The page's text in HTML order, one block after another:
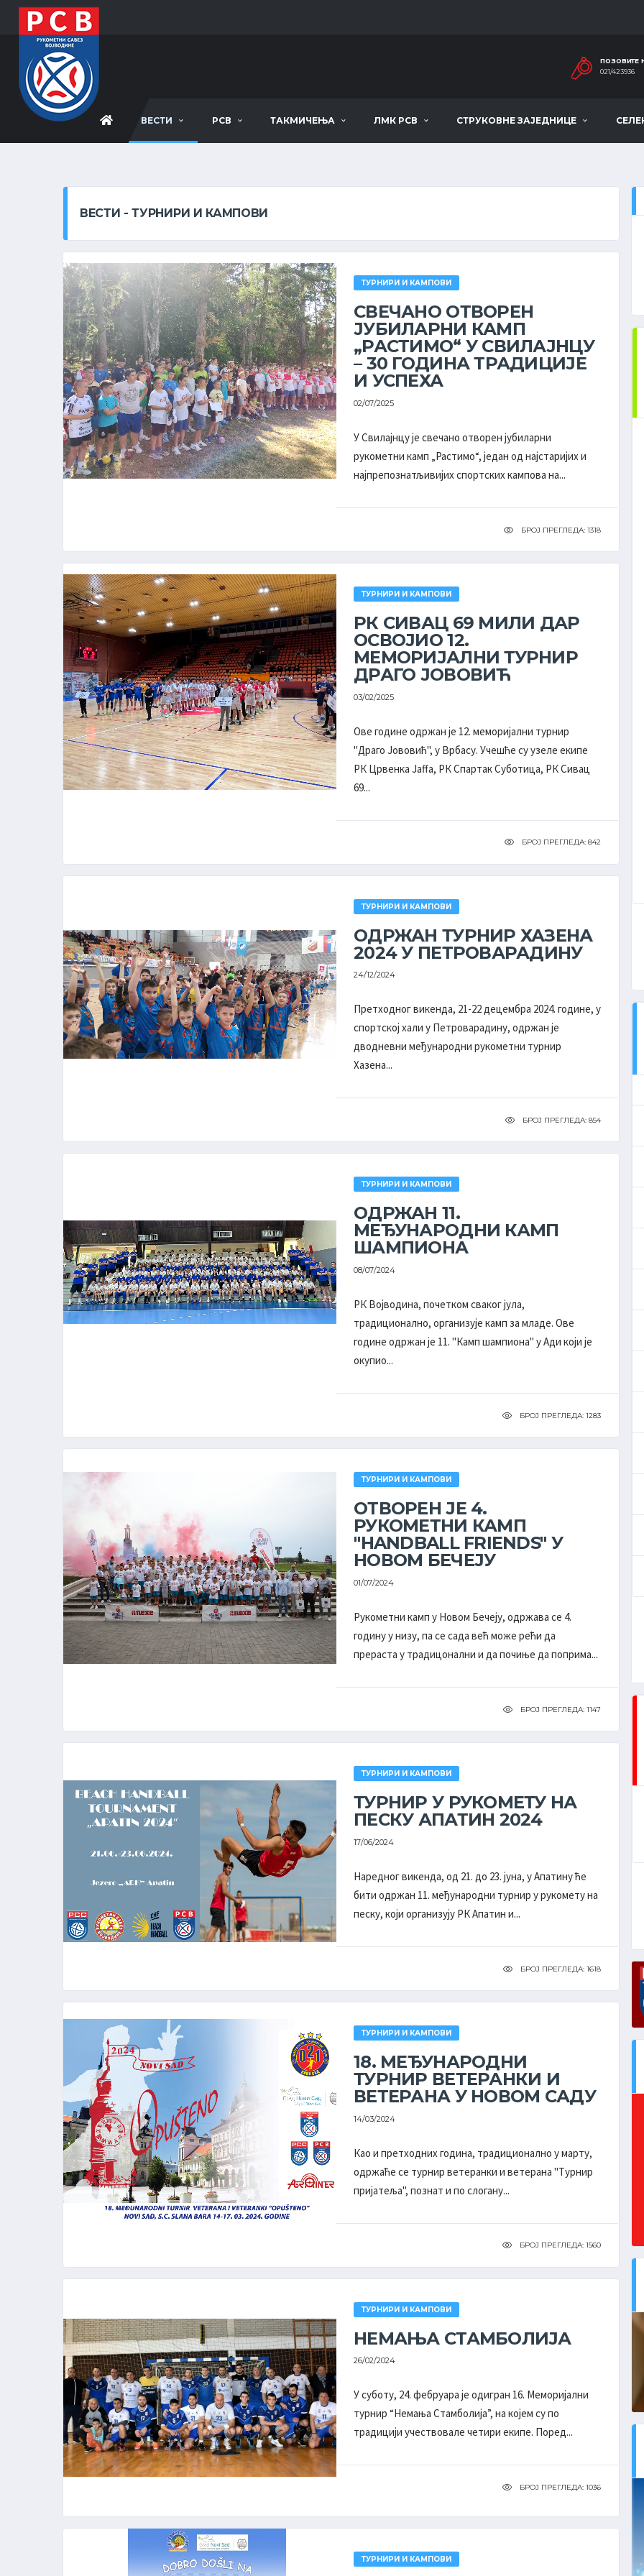
ПОЗОВИТЕ
021/423936
ВЕСТИ РСВ ТАКМИЧЕЊА ЛМК РСВ СТРУКОВНЕ ЗАЈЕДНИЦЕ
ВЕСТИ - ТУРНИРИ И КАМПОВИ
ТУРНИРИ И КАМПОВИ
СВЕЧАНО ОТВОРЕН
ЈУБИЛАРНИ КАМП
„РАСТИМО“ У СВИЛАЈНЦУ
– 30 ГОДИНА ТРАДИЦИЈЕ
И УСПЕХА
02/07/2025
У Свилајнцу је свечано отворен јубиларни
рукометни камп „Растимо“, један од најстаријих и
најпрепознатљивијих спортских кампова на...
БРОЈ ПРЕГЛЕДА: 1318
ТУРНИРИ И КАМПОВИ
РК СИВАЦ 69 МИЛИ ДАР
ОСВОЈИО 12.
МЕМОРИЈАЛНИ ТУРНИР
ДРАГО ЈОВОВИЋ
03/02/2025
Ове године одржан је 12. меморијални турнир
''Драго Јововић'', у Врбасу. Учешће су узеле екипе
РК Црвенка Jaffa, РК Спартак Суботица, РК Сивац
69...
БРОЈ ПРЕГЛЕДА: 842
ТУРНИРИ И КАМПОВИ
ОДРЖАН ТУРНИР ХАЗЕНА
2024 У ПЕТРОВАРАДИНУ
24/12/2024
Претходног викенда, 21-22 децембра 2024. године, у
спортској хали у Петроварадину, одржан је
дводневни међународни рукометни турнир
Хазена...
БРОЈ ПРЕГЛЕДА: 854
ТУРНИРИ И КАМПОВИ
ОДРЖАН 11.
МЕЂУНАРОДНИ КАМП
ШАМПИОНА
08/07/2024
РК Војводина, почетком сваког јула,
традиционално, организује камп за младе. Ове
године одржан је 11. "Камп шампиона" у Ади који је
окупио...
БРОЈ ПРЕГЛЕДА: 1283
ТУРНИРИ И КАМПОВИ
ОТВОРЕН ЈЕ 4.
РУКОМЕТНИ КАМП
''HANDBALL FRIENDS'' У
НОВОМ БЕЧЕЈУ
01/07/2024
Рукометни камп у Новом Бечеју, одржава се 4.
годину у низу, па се сада већ може рећи да
прераста у традицонални и да почиње да поприма...
БРОЈ ПРЕГЛЕДА: 1147
ТУРНИРИ И КАМПОВИ
ТУРНИР У РУКОМЕТУ НА
ПЕСКУ АПАТИН 2024
17/06/2024
Наредног викенда, од 21. до 23. јуна, у Апатину ће
бити одржан 11. међународни турнир у рукомету на
песку, који организују РК Апатин и...
БРОЈ ПРЕГЛЕДА: 1618
ТУРНИРИ И КАМПОВИ
18. МЕЂУНАРОДНИ
ТУРНИР ВЕТЕРАНКИ И
ВЕТЕРАНА У НОВОМ САДУ
14/03/2024
Као и претходних година, традиционално у марту,
одржаће се турнир ветеранки и ветерана ''Турнир
пријатеља'', познат и по слогану...
БРОЈ ПРЕГЛЕДА: 1560
ТУРНИРИ И КАМПОВИ
НЕМАЊА СТАМБОЛИЈА
26/02/2024
У суботу, 24. фебруара је одигран 16. Меморијални
турнир “Немања Стамболија”, на којем су по
традицији учествовале четири екипе. Поред...
БРОЈ ПРЕГЛЕДА: 1036
ТУРНИРИ И КАМПОВИ
ПОСЛЕДЊИ РЕЗУЛТАТИ
ДРУГА РУКОМЕТНА ЛИГА ''ВОЈВОДИНА'' - ПЛЕЈ-
АУТ МУШКАРЦИ
26- 35
28- 32
РАДНИЧКИ
26- 19
ДРУГА РУКОМЕТНА ЛИГА
''ВОЈВОДИНА''
ЕКИПА - БОД
Чуруг
Сомбор
Сомбор
Раднички
Јаша Томић
Раднички
Долово
4
Апатин
Апатин
2 0 8
ДРУГА РУКОМЕТНА ЛИГА ''ВОЈВОДИНА'' - ПЛЕЈ-